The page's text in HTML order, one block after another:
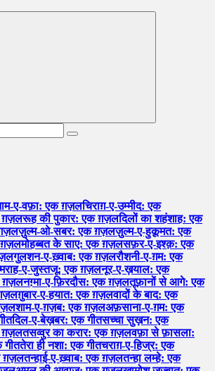
ए-वफ़ा: एक ग़ज़लचिराग़-ए-उम्मीद: एक
ग़ज़लरूह की पुकार: एक ग़ज़लदिलों का शहंशाह: एक
ज़ुल्म-ओ-सबर: एक ग़ज़लज़ुल्म-ए-हुक़ूमत: एक
मोहब्बत के साए: एक ग़ज़लसफ़र-ए-इश्क़: एक
गुलशन-ए-ख़्वाब: एक ग़ज़लरौशनी-ए-ग़म: एक
राह-ए-जुस्तजू: एक ग़ज़लनूर-ए-ख़याल: एक
ग़ज़लनग़्मा-ए-फ़िरदौस: एक ग़ज़लतूफ़ानों से आगे: एक
ग़ुबार-ए-हयात: एक ग़ज़लवादों के बाद: एक
शाम-ए-ग़ज़ब: एक ग़ज़लअफ़साना-ए-ग़म: एक
दिल-ए-बेख़बर: एक गीतसच्चा सुख़न: एक
ग़ज़लतसव्वुर का करार: एक ग़ज़लवफ़ा से फ़ासला:
गीततेरा ही नशा: एक गीतचराग़-ए-हिज्र: एक
ग़ज़लतन्हाई-ए-ख़्वाब: एक ग़ज़लतन्हा लम्हे: एक